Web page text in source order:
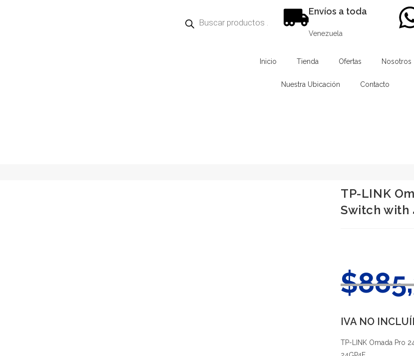
Envíos a toda
Venezuela
Inicio Tienda Ofertas Nosotros
Nuestra Ubicación Contacto
TP-LINK
Switch with
$
IVA NO
TP-LINK Omada Pro